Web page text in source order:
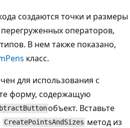
создаются точки и размеры
операторов,
В нем также показано,
класс.
для использования с
форму, содержащую
объект. Вставьте
CreatePointsAndSizes метод из